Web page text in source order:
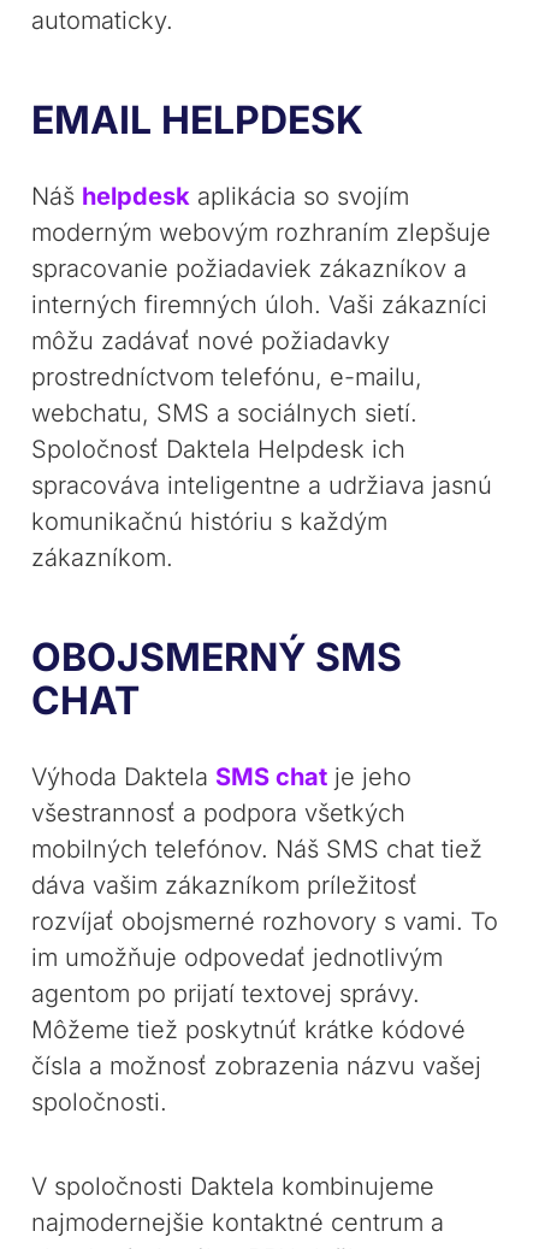
automaticky.
EMAIL HELPDESK
Náš helpdesk aplikácia so svojím
moderným webovým rozhraním zlepšuje
spracovanie požiadaviek zákazníkov a
interných firemných úloh. Vaši zákazníci
môžu zadávať nové požiadavky
prostredníctvom telefónu, e-mailu,
webchatu, SMS a sociálnych sietí.
Spoločnosť Daktela Helpdesk ich
spracováva inteligentne a udržiava jasnú
komunikačnú históriu s každým
zákazníkom.
OBOJSMERNÝ SMS
CHAT
Výhoda Daktela SMS chat je jeho
všestrannosť a podpora všetkých
mobilných telefónov. Náš SMS chat tiež
dáva vašim zákazníkom príležitosť
rozvíjať obojsmerné rozhovory s vami. To
im umožňuje odpovedať jednotlivým
agentom po prijatí textovej správy.
Môžeme tiež poskytnúť krátke kódové
čísla a možnosť zobrazenia názvu vašej
spoločnosti.
V spoločnosti Daktela kombinujeme
najmodernejšie kontaktné centrum a